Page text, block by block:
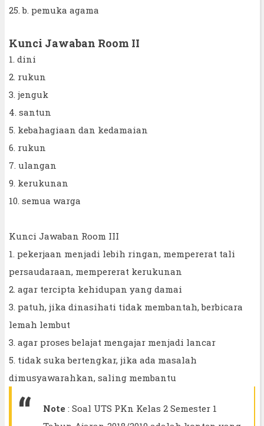
25. b. pemuka agama
Kunci Jawaban Room II
1. dini
2. rukun
3. jenguk
4. santun
5. kebahagiaan dan kedamaian
6. rukun
7. ulangan
9. kerukunan
10. semua warga
Kunci Jawaban Room III
1. pekerjaan menjadi lebih ringan, mempererat tali
persaudaraan, mempererat kerukunan
2. agar tercipta kehidupan yang damai
3. patuh, jika dinasihati tidak membantah, berbicara
lemah lembut
3. agar proses belajat mengajar menjadi lancar
5. tidak suka bertengkar, jika ada masalah
dimusyawarahkan, saling membantu
Note : Soal UTS PKn Kelas 2 Semester 1